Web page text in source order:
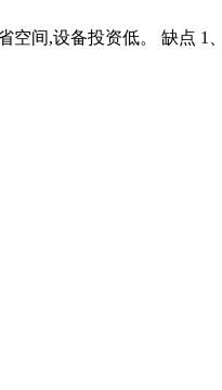
间,设备投资低。 缺点 1